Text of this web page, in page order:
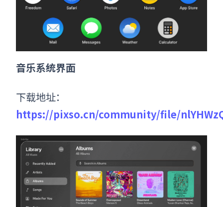
音乐系统界面
下载地址：
https://pixso.cn/community/file/